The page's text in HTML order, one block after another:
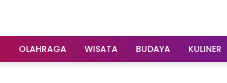
OLAHRAGA WISATA BUDAYA KULINER